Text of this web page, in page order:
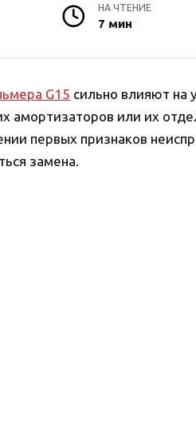
НА ЧТЕНИЕ
7 мин
G15 сильно влияют на
амортизаторов или их
первых признаков
замена.